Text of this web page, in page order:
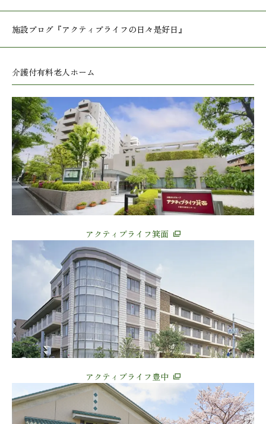
施設ブログ 『アクティブライフの日々是好日』
介護付有料老人ホーム
アクティブライフ箕面
アクティブライフ豊中